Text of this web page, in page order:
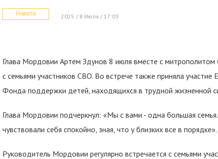
Новости 2025 / 8 Июля / 17:03
Глава Мордовии Артём Здунов 8 июля вместе с
с семьями участников СВО. Во встрече также приняла
Фонда поддержки детей, находящихся в трудной жизненной
Глава Мордовии подчеркнул: «Мы с вами - одна большая
чувствовали себя спокойно, зная, что у близких все в порядке».
Руководитель Мордовии регулярно встречается с семьями